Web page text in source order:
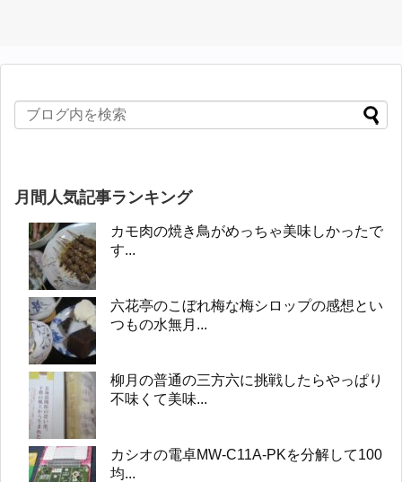
月間人気記事ランキング
カモ肉の焼き鳥がめっちゃ美味しかったで
す...
六花亭のこぼれ梅な梅シロップの感想とい
つもの水無月...
柳月の普通の三方六に挑戦したらやっぱり
不味くて美味...
カシオの電卓MW-C11A-PKを分解して100
均...